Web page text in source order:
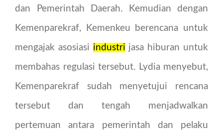
dan Pemerintah Daerah. Kemudian dengan
Kemenparekraf, Kemenkeu berencana untuk
mengajak asosiasi industri jasa hiburan untuk
membahas regulasi tersebut. Lydia menyebut,
Kemenparekraf sudah menyetujui rencana
tersebut dan tengah menjadwalkan
pertemuan antara pemerintah dan pelaku